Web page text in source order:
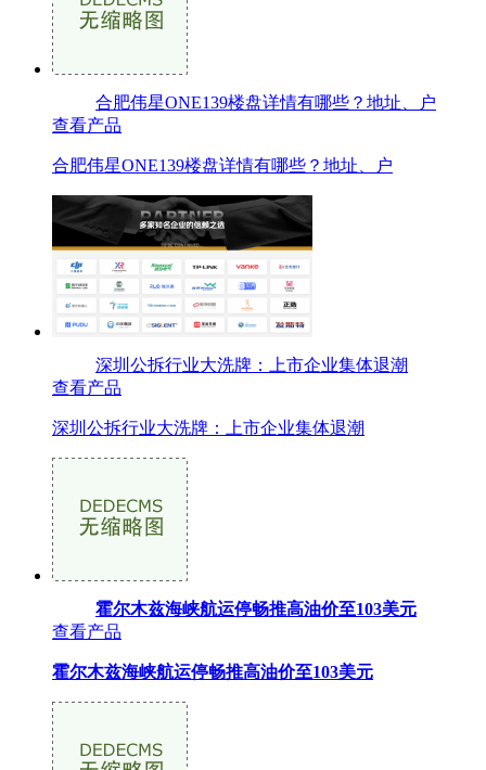
合肥伟星ONE139楼盘详情有哪些？地址、户
查看产品
合肥伟星ONE139楼盘详情有哪些？地址、户
深圳公拆行业大洗牌：上市企业集体退潮
查看产品
深圳公拆行业大洗牌：上市企业集体退潮
霍尔木兹海峡航运停畅推高油价至103美元
查看产品
霍尔木兹海峡航运停畅推高油价至103美元